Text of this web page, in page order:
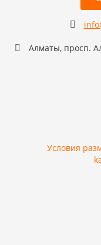
Алматы, просп.
Условия